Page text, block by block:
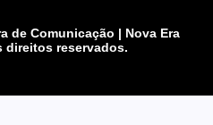
de Comunicação | Nova Era
direitos reservados.